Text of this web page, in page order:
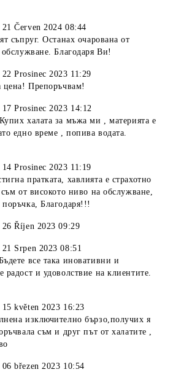
21 Červen 2024 08:44
съпруг. Останах очарована от
обслужване. Благодаря Ви!
22 Prosinec 2023 11:29
цена! Препоръчвам!
17 Prosinec 2023 14:12
халата за мъжа ми , материята е
едно време , попива водата.
14 Prosinec 2023 11:19
пратката, хавлията е страхотно
съм от високото ниво на обслужване,
Благодаря!!!
26 Říjen 2023 09:29
21 Srpen 2023 08:51
все така иновативни и
радост и удоволствие на клиентите.
15 květen 2023 16:23
изключително бързо,получих я
съм и друг път от халатите ,
06 březen 2023 10:54